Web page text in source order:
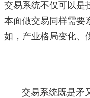
交易系统不仅可以是
本面做交易同样需要
如，产业格局变化、
交易系统既是矛